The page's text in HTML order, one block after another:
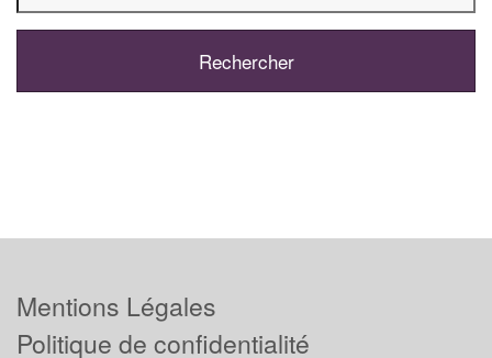
Mentions Légales
Politique de confidentialité